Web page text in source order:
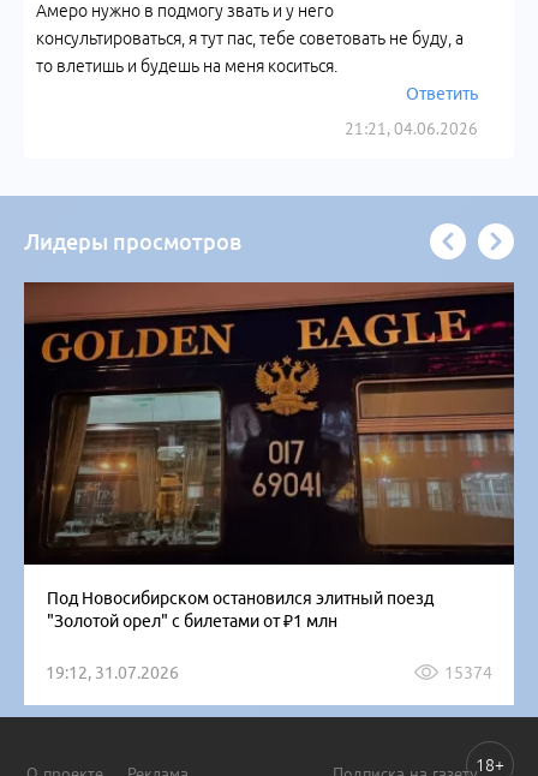
21:21, 04.06.2026
Амеро нужно в подмогу звать и у него
консультироваться, я тут пас, тебе советовать не буду, а
то влетишь и будешь на меня коситься.
Ответить
Лидеры просмотров
Под Новосибирском остановился элитный поезд
"Золотой орел" с билетами от ₽1 млн
19:12, 31.07.2026 15374
18+